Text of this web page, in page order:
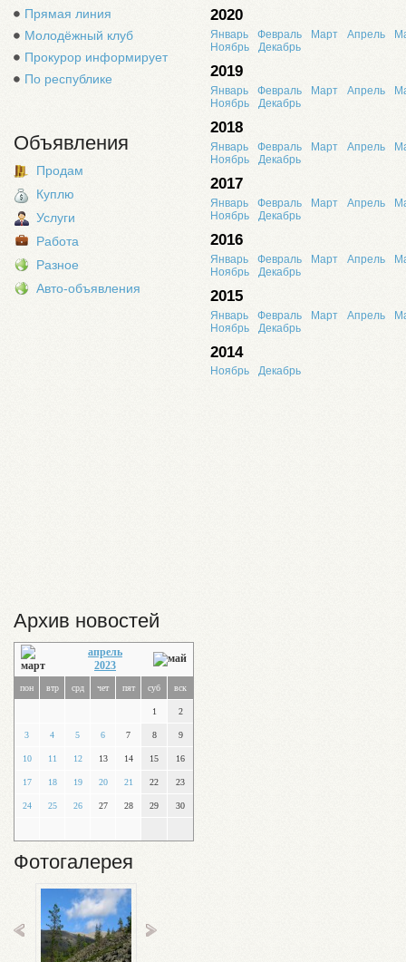
Прямая линия
Молодёжный клуб
Прокурор информирует
По республике
Объявления
Продам
Куплю
Услуги
Работа
Разное
Авто-объявления
Архив новостей
апрель
2023
пон втр срд чет пят суб вск
1 2
3 4 5 6 7 8 9
10 11 12 13 14 15 16
17 18 19 20 21 22 23
24 25 26 27 28 29 30
Фотогалерея
2020
Январь Февраль Март Апрель
Ноябрь
Декабрь
2019
Январь Февраль Март Апрель
Ноябрь
Декабрь
2018
Январь Февраль Март Апрель
Ноябрь
Декабрь
2017
Январь Февраль Март Апрель
Ноябрь
Декабрь
2016
Январь Февраль Март Апрель
Ноябрь
Декабрь
2015
Январь Февраль Март Апрель
Ноябрь
Декабрь
2014
Ноябрь Декабрь